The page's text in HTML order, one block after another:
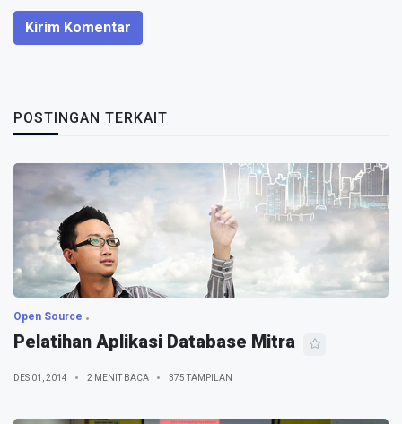
Kirim Komentar
POSTINGAN TERKAIT
Open Source
Pelatihan Aplikasi Database Mitra
DES 01, 2014 2 MENIT BACA 375 TAMPILAN